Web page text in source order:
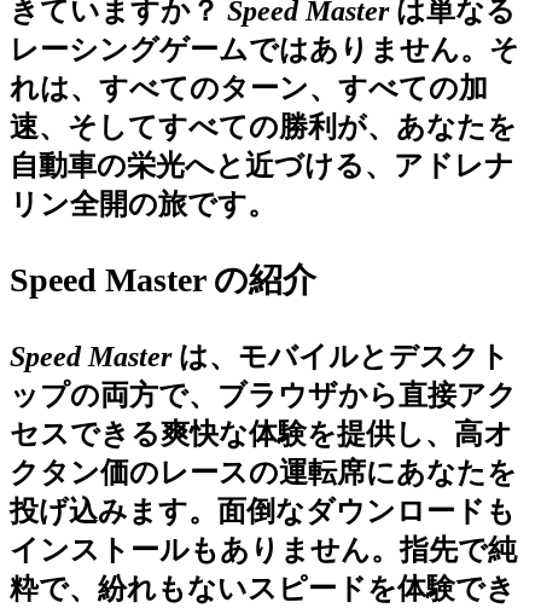
きていますか？ Speed Masterは単なる
レーシングゲームではありません。そ
れは、すべてのターン、すべての加
速、そしてすべての勝利が、あなたを
自動車の栄光へと近づける、アドレナ
リン全開の旅です。
Speed Master の紹介
Speed Masterは、モバイルとデスクト
ップの両方で、ブラウザから直接アク
セスできる爽快な体験を提供し、高オ
クタン価のレースの運転席にあなたを
投げ込みます。面倒なダウンロードも
インストールもありません。指先で純
粋で、紛れもないスピードを体験でき